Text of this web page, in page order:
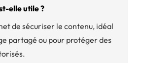
elle utile ?
de sécuriser le contenu, idéal
partagé ou pour protéger des